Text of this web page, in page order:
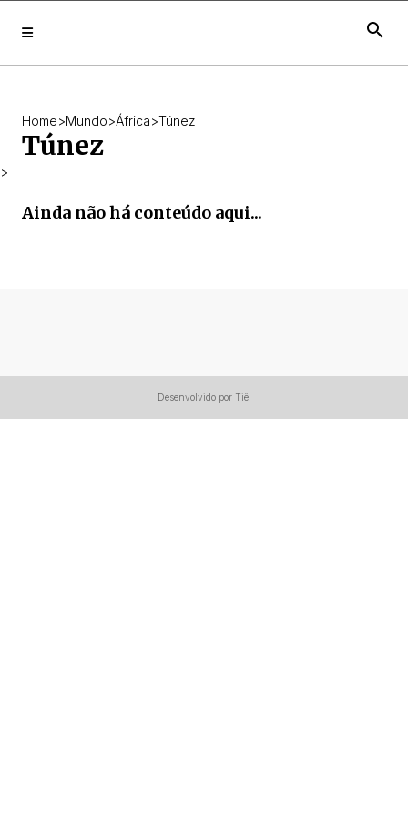
search
Home>Mundo>África>Túnez
Túnez
>
Ainda não há conteúdo aqui...
Desenvolvido por Tiê.